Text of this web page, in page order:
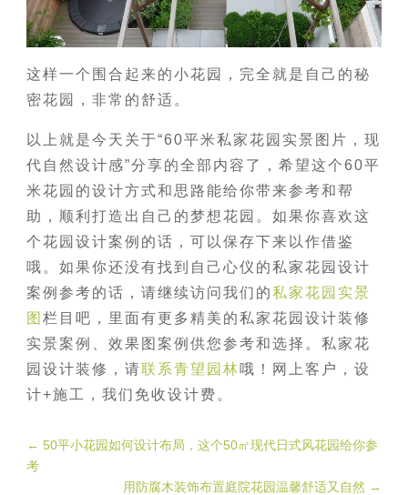
这样一个围合起来的小花园，完全就是自己的秘
密花园，非常的舒适。
以上就是今天关于“60平米私家花园实景图片，现
代自然设计感”分享的全部内容了，希望这个60平
米花园的设计方式和思路能给你带来参考和帮
助，顺利打造出自己的梦想花园。如果你喜欢这
个花园设计案例的话，可以保存下来以作借鉴
哦。如果你还没有找到自己心仪的私家花园设计
案例参考的话，请继续访问我们的私家花园实景
图栏目吧，里面有更多精美的私家花园设计装修
实景案例、效果图案例供您参考和选择。私家花
园设计装修，请联系青望园林哦！网上客户，设
计+施工，我们免收设计费。
←50平小花园如何设计布局，这个50㎡现代日式风花园给你参
考
用防腐木装饰布置庭院花园温馨舒适又自然 →